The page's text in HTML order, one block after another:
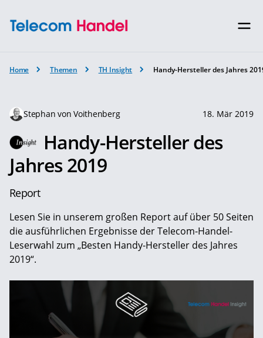
Home Themen TH Insight Handy-Hersteller des Jahres
Stephan von Voithenberg 18. Mär 2019
Handy-Hersteller des
Jahres 2019
Report
Lesen Sie in unserem großen Report auf über 50 Seiten
die ausführlichen Ergebnisse der Telecom-Handel-
Leserwahl zum „Besten Handy-Hersteller des Jahres
2019“.